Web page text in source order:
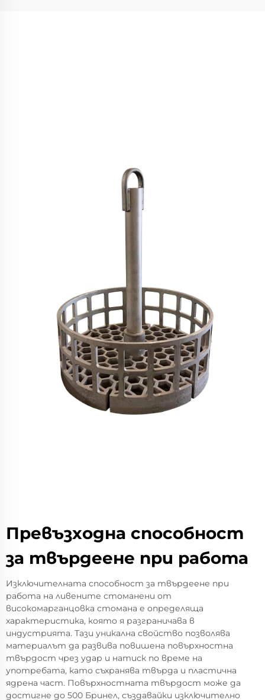
Превъзходна способност
за твърдеене при работа
Изключителната способност за твърдеене при
работа на ливените стоманени от
високомарганцовка стомана е определяща
характеристика, която я разграничава в
индустрията. Тази уникална свойство позволява
материалът да развива повишена повърхностна
твърдост чрез удар и натиск по време на
употребата, като съхранява твърда и пластична
ядрена част. Повърхностната твърдост може да
достигне до 500 Бринел, създавайки изключително